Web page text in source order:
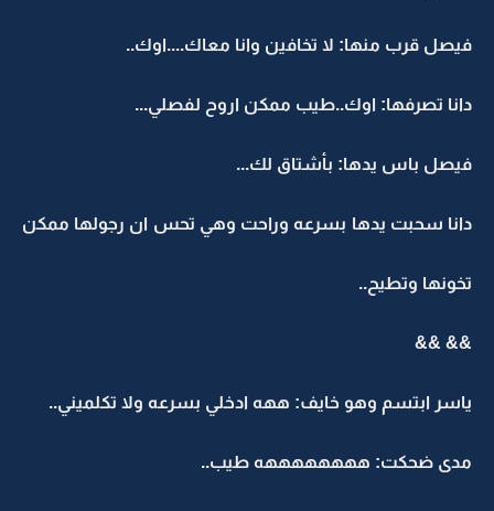
فيصل قرب منها: لا تخافين وانا معاك....اوك..
دانا تصرفها: اوك..طيب ممكن اروح لفصلي...
فيصل باس يدها: بأشتاق لك...
دانا سحبت يدها بسرعه وراحت وهي تحس ان رجولها ممكن
تخونها وتطيح..
&& &&
ياسر ابتسم وهو خايف: ههه ادخلي بسرعه ولا تكلميني..
مدى ضحكت: ههههههههه طيب..